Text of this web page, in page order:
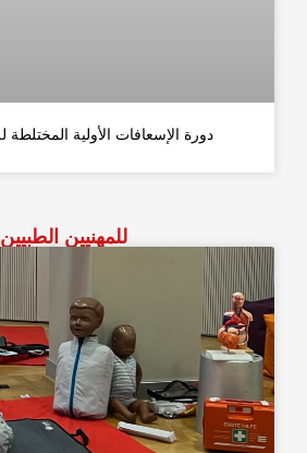
دورة الإسعافات الأولية المختلطة
للمهنيين الطبيين